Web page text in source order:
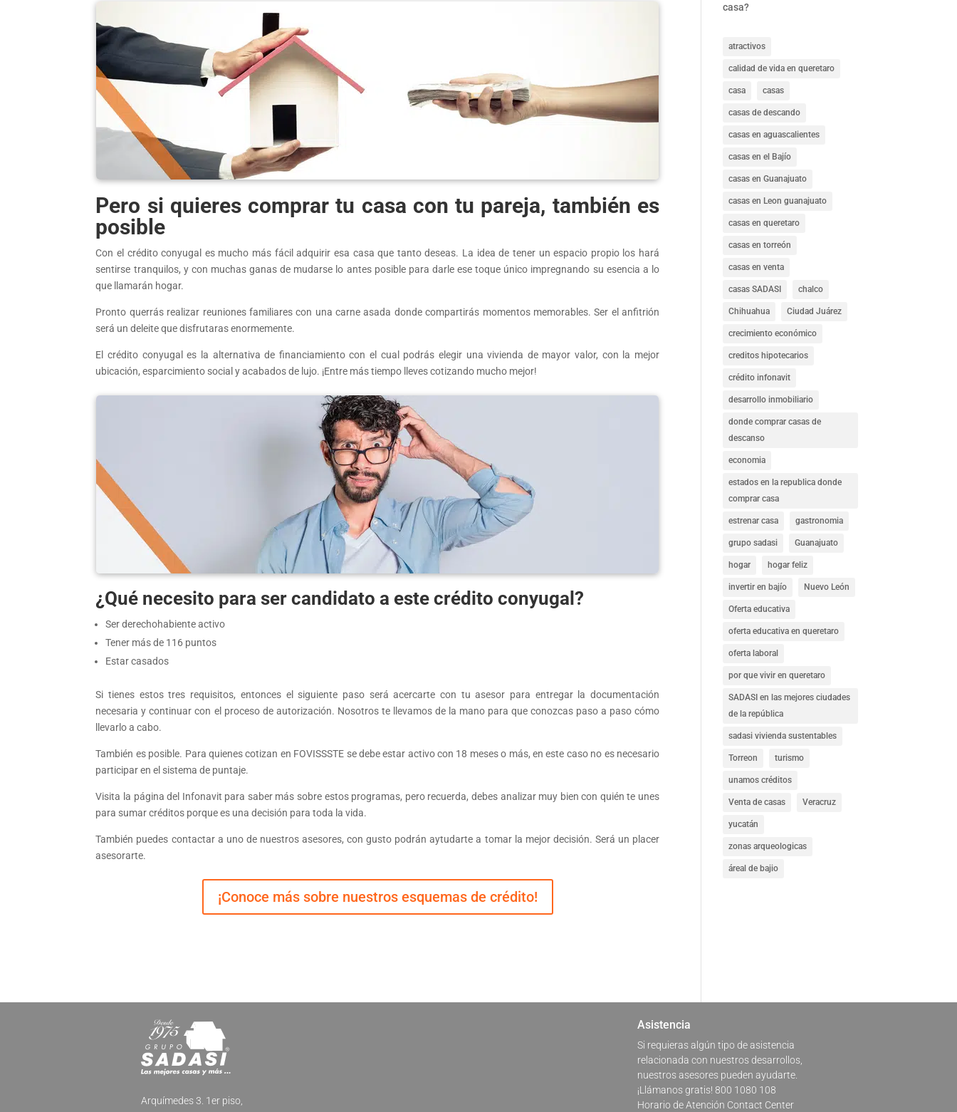
Pero si quieres comprar tu casa con tu pareja, también es
posible
Con el crédito conyugal es mucho más fácil adquirir esa casa que tanto deseas. La idea de tener un espacio propio los hará
sentirse tranquilos, y con muchas ganas de mudarse lo antes posible para darle ese toque único impregnando su esencia a lo
que llamarán hogar.
Pronto querrás realizar reuniones familiares con una carne asada donde compartirás momentos memorables. Ser el anfitrión
será un deleite que disfrutaras enormemente.
El crédito conyugal es la alternativa de financiamiento con el cual podrás elegir una vivienda de mayor valor, con la mejor
ubicación, esparcimiento social y acabados de lujo. ¡Entre más tiempo lleves cotizando mucho mejor!
¿Qué necesito para ser candidato a este crédito conyugal?
Ser derechohabiente activo
Tener más de 116 puntos
Estar casados
Si tienes estos tres requisitos, entonces el siguiente paso será acercarte con tu asesor para entregar la documentación
necesaria y continuar con el proceso de autorización. Nosotros te llevamos de la mano para que conozcas paso a paso cómo
llevarlo a cabo.
También es posible. Para quienes cotizan en FOVISSSTE se debe estar activo con 18 meses o más, en este caso no es necesario
participar en el sistema de puntaje.
Visita la página del Infonavit para saber más sobre estos programas, pero recuerda, debes analizar muy bien con quién te unes
para sumar créditos porque es una decisión para toda la vida.
También puedes contactar a uno de nuestros asesores, con gusto podrán aytudarte a tomar la mejor decisión. Será un placer
asesorarte.
¡Conoce más sobre nuestros esquemas de crédito!
casa?
atractivos
calidad de vida en queretaro
casa casas
casas de descando
casas en aguascalientes
casas en el Bajío
casas en Guanajuato
casas en Leon guanajuato
casas en queretaro
casas en torreón
casas en venta
casas SADASI chalco
Chihuahua Ciudad Juárez
crecimiento económico
creditos hipotecarios
crédito infonavit
desarrollo inmobiliario
donde comprar casas de
descanso
economia
estados en la republica donde
comprar casa
estrenar casa gastronomia
grupo sadasi Guanajuato
hogar hogar feliz
invertir en bajío Nuevo León
Oferta educativa
oferta educativa en queretaro
oferta laboral
por que vivir en queretaro
SADASI en las mejores ciudades
de la república
sadasi vivienda sustentables
Torreon turismo
unamos créditos
Venta de casas Veracruz
yucatán
zonas arqueologicas
áreal de bajio
Arquímedes 3. 1er piso,
Asistencia
Si requieras algún tipo de asistencia
relacionada con nuestros desarrollos,
nuestros asesores pueden ayudarte.
¡Llámanos gratis! 800 1080 108
Horario de Atención Contact Center